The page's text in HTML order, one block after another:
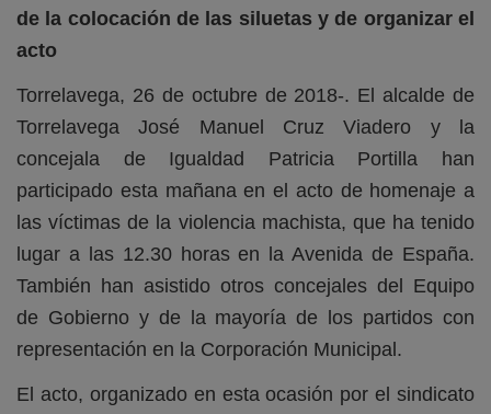
de la colocación de las siluetas y de organizar el
acto
Torrelavega, 26 de octubre de 2018-. El alcalde de
Torrelavega José Manuel Cruz Viadero y la
concejala de Igualdad Patricia Portilla han
participado esta mañana en el acto de homenaje a
las víctimas de la violencia machista, que ha tenido
lugar a las 12.30 horas en la Avenida de España.
También han asistido otros concejales del Equipo
de Gobierno y de la mayoría de los partidos con
representación en la Corporación Municipal.
El acto, organizado en esta ocasión por el sindicato